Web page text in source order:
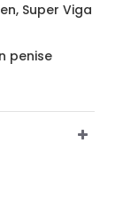
Super Viga
penise